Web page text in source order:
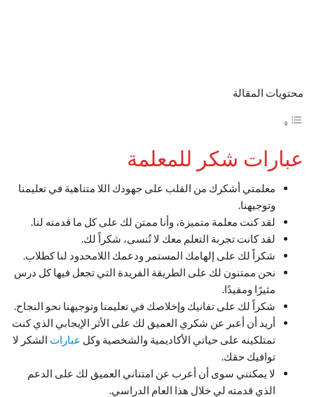
محتويات المقالة
عبارات شكر للمعلمة
معلمتي أشكرك من القلب على جهودك اللا متناهية في تعليمنا
وتوجيهنا.
لقد كنت معلمة متميزة، وأنا ممتن لك على كل ما قدمته لنا.
لقد كانت تجربة التعلم معك لا تُنسى، شكراً لك.
شكراً لك على إلهامك المستمر ودعمك اللامحدود لنا كطلاب.
نحن ممتنون لك على الطريقة الفريدة التي تجعل فيها كل درس
مثيرًا ومفيدًا.
شكراً لك على تفانيك وإخلاصك في تعليمنا وتوجيهنا نحو النجاح.
أريد أن أعبر عن شكري العميق لك على الأثر الإيجابي الذي كنت
تمتلكينه على حياتي الأكاديمية والشخصية وكل عبارات الشكر لا
توافيك حقك.
لا يمكنني سوى أن أعرب عن امتناني العميق لك على الدعم
الذي قدمته لي خلال هذا العام الدراسي.